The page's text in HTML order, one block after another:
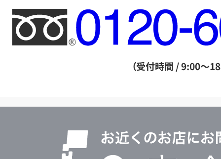
フ
リ
ー
ル
（受付時間 / 9:00～